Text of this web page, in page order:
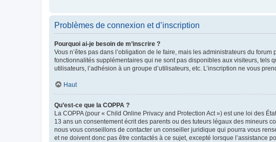
Problèmes de connexion et d’inscription
Pourquoi ai-je besoin de m’inscrire ?
Vous n’êtes pas dans l’obligation de le faire, mais les administrateurs du
fonctionnalités supplémentaires qui ne sont pas disponibles aux visiteurs, tels
utilisateurs, l’adhésion à un groupe d’utilisateurs, etc. L’inscription ne vous
Haut
Qu’est-ce que la COPPA ?
La COPPA (pour « Child Online Privacy and Protection Act ») est une loi des
13 ans un consentement écrit des parents ou des tuteurs légaux des mineurs
nous vous conseillons de contacter un conseiller juridique qui pourra vous
et ne doivent donc pas être contactés à ce sujet, excepté lorsque l’assistance